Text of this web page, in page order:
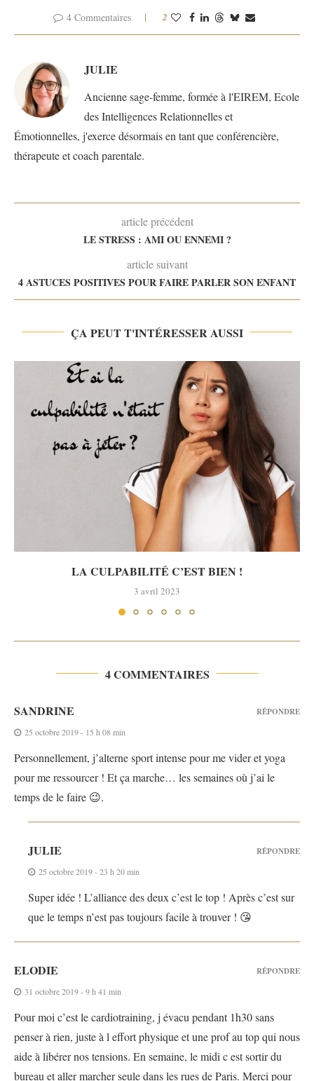
4 Commentaires 2
JULIE
Ancienne sage-femme, formée à l'EIREM, Ecole
des Intelligences Relationnelles et
Émotionnelles, j'exerce désormais en tant que conférencière,
thérapeute et coach parentale.
article précédent
LE STRESS : AMI OU ENNEMI ?
article suivant
4 ASTUCES POSITIVES POUR FAIRE PARLER SON ENFANT
ÇA PEUT T'INTÉRESSER AUSSI
LA CULPABILITÉ C’EST BIEN !
3 avril 2023
4 COMMENTAIRES
SANDRINE
25 octobre 2019 - 15 h 08 min
Personnellement, j’alterne sport intense pour me vider et yoga
pour me ressourcer ! Et ça marche… les semaines où j’ai le
temps de le faire 😉.
RÉPONDRE
JULIE
25 octobre 2019 - 23 h 20 min
Super idée ! L’alliance des deux c’est le top ! Après c’est sur
que le temps n’est pas toujours facile à trouver ! 😘
RÉPONDRE
ELODIE
31 octobre 2019 - 9 h 41 min
Pour moi c’est le cardiotraining, j évacu pendant 1h30 sans
penser à rien, juste à l effort physique et une prof au top qui nous
aide à libérer nos tensions. En semaine, le midi c est sortir du
bureau et aller marcher seule dans les rues de Paris. Merci pour
RÉPONDRE